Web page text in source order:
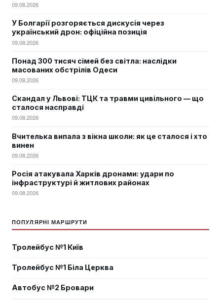
09.08.2026
У Болгарії розгоряється дискусія через
український дрон: офіційна позиція
09.08.2026
Понад 300 тисяч сімей без світла: наслідки
масованих обстрілів Одеси
09.08.2026
Скандал у Львові: ТЦК та травми цивільного — що
сталося насправді
09.08.2026
Вчителька випала з вікна школи: як це сталося і хто
винен
09.08.2026
Росія атакувала Харків дронами: удари по
інфраструктурі й житлових районах
09.08.2026
ПОПУЛЯРНІ МАРШРУТИ
Тролейбус №1 Київ
Тролейбус №1 Біла Церква
Автобус №2 Бровари